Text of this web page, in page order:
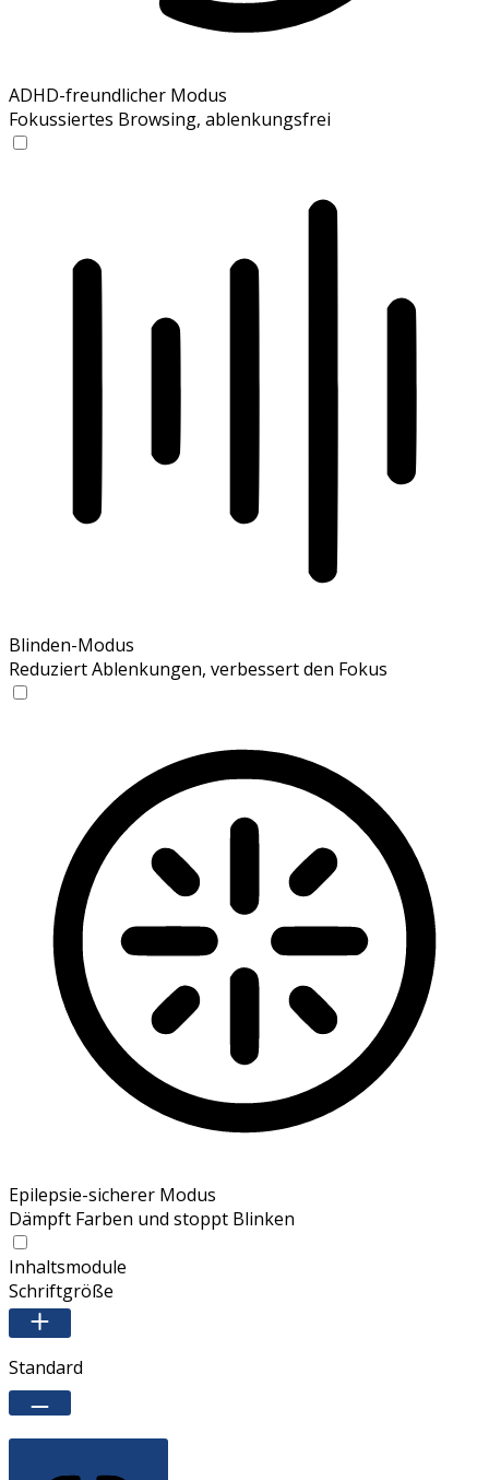
ADHD-freundlicher Modus
Fokussiertes Browsing, ablenkungsfrei
Blinden-Modus
Reduziert Ablenkungen, verbessert den Fokus
Epilepsie-sicherer Modus
Dämpft Farben und stoppt Blinken
Inhaltsmodule
Schriftgröße
Standard